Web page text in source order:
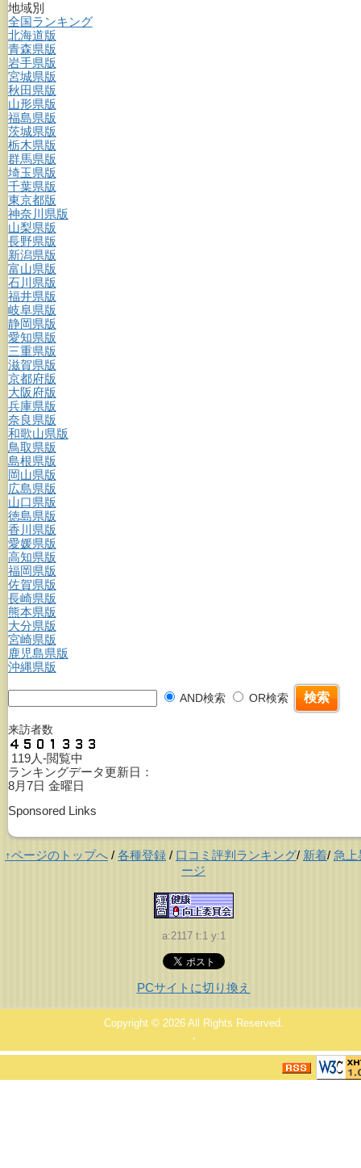
地域別
全国ランキング
北海道版
青森県版
岩手県版
宮城県版
秋田県版
山形県版
福島県版
茨城県版
栃木県版
群馬県版
埼玉県版
千葉県版
東京都版
神奈川県版
山梨県版
長野県版
新潟県版
富山県版
石川県版
福井県版
岐阜県版
静岡県版
愛知県版
三重県版
滋賀県版
京都府版
大阪府版
兵庫県版
奈良県版
和歌山県版
鳥取県版
島根県版
岡山県版
広島県版
山口県版
徳島県版
香川県版
愛媛県版
高知県版
福岡県版
佐賀県版
長崎県版
熊本県版
大分県版
宮崎県版
鹿児島県版
沖縄県版
AND検索 OR検索
来訪者数
119人-閲覧中
ランキングデータ更新日：
8月7日 金曜日
Sponsored Links
↑ページのトップへ / 各種登録 / 口コミ評判ランキング/ 新着/ 急上
ージ
a:2117 t:1 y:1
PCサイトに切り換え
Copyright © 2026 All Rights Reserved.
，